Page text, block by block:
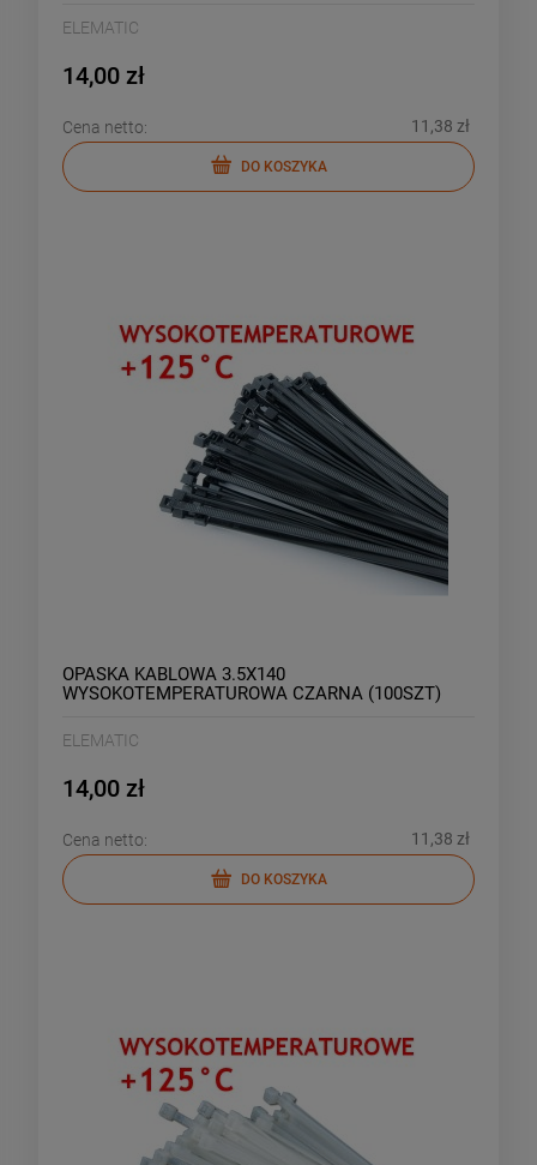
ELEMATIC
14,00 zł
Cena netto: 11,38 zł
DO KOSZYKA
OPASKA KABLOWA 3.5X140
WYSOKOTEMPERATUROWA CZARNA (100SZT)
ELEMATIC
14,00 zł
Cena netto: 11,38 zł
DO KOSZYKA